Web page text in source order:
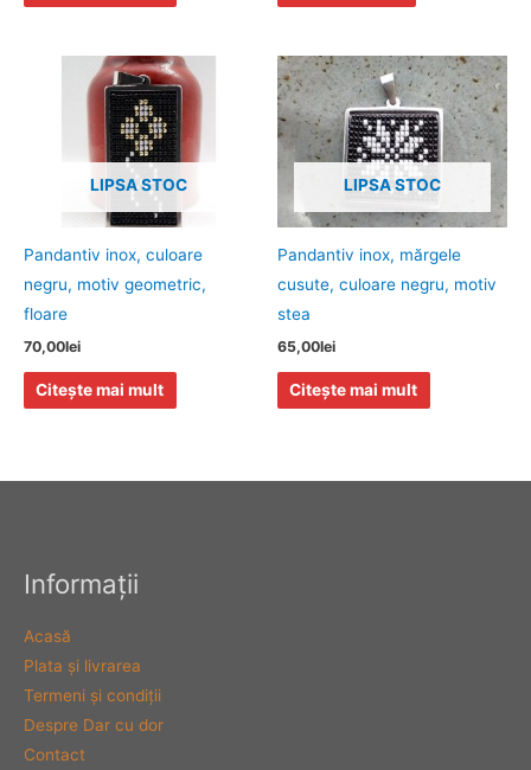
LIPSA STOC
Pandantiv inox, culoare
negru, motiv geometric,
floare
70,00lei
Citește mai mult
LIPSA STOC
Pandantiv inox, mărgele
cusute, culoare negru, motiv
stea
65,00lei
Citește mai mult
Informaţii
Acasă
Plata şi livrarea
Termeni şi condiţii
Despre Dar cu dor
Contact